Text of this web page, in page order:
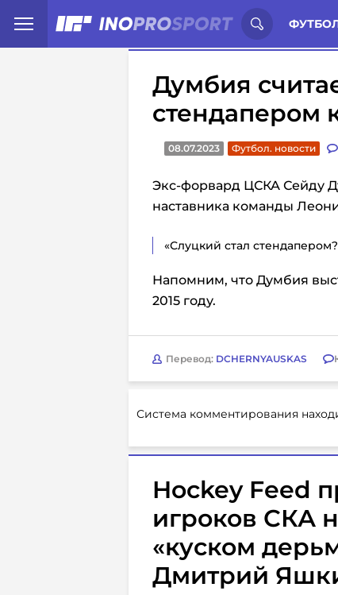
Иностранцы о спорте России:
Думбия
стендапером
08.07.2023 Футбол. новости
Экс-форвард ЦСКА Сейду
наставника команды
«Слуцкий стал
Напомним, что Думбия
2015 году.
Перевод: DCHERNYAUSKAS
Система комментирования
Hockey Feed
игроков СКА
«куском
Дмитрий